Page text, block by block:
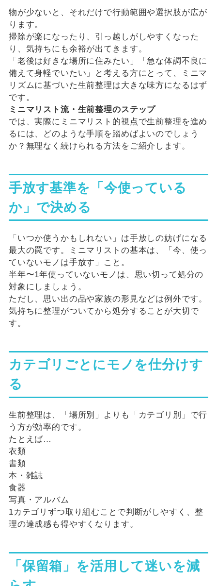
物が少ないと、それだけで行動範囲や選択肢が広が
ります。
掃除が楽になったり、引っ越しがしやすくなった
り、気持ちにも余裕が出てきます。
「老後は好きな場所に住みたい」「急な体調不良に
備えて身軽でいたい」と考える方にとって、ミニマ
リズムに基づいた生前整理は大きな味方になるはず
です。
ミニマリスト流・生前整理のステップ
では、実際にミニマリスト的視点で生前整理を進め
るには、どのような手順を踏めばよいのでしょう
か？無理なく続けられる方法をご紹介します。
手放す基準を「今使っている
か」で決める
「いつか使うかもしれない」は手放しの妨げになる
最大の罠です。ミニマリストの基本は、「今、使っ
ていないモノは手放す」こと。
半年〜1年使っていないモノは、思い切って処分の
対象にしましょう。
ただし、思い出の品や家族の形見などは例外です。
気持ちに整理がついてから処分することが大切で
す。
カテゴリごとにモノを仕分けす
る
生前整理は、「場所別」よりも「カテゴリ別」で行
う方が効率的です。
たとえば…
衣類
書類
本・雑誌
食器
写真・アルバム
1カテゴリずつ取り組むことで判断がしやすく、整
理の達成感も得やすくなります。
「保留箱」を活用して迷いを減